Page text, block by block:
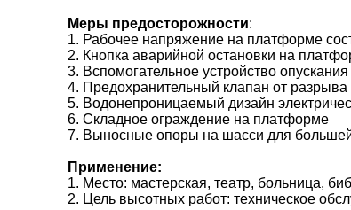
Меры предосторожности​:
1. Рабочее напряжение на платформе
2. Кнопка аварийной остановки на
3. Вспомогательное устройство опускания
4. Предохранительный клапан от
5. Водонепроницаемый дизайн
6. Складное ограждение на платформе
7. Выносные опоры на шасси для большей
Применение:
1. Место: мастерская, театр, больница,
2. Цель высотных работ: техническое